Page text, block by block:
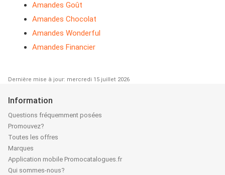
Amandes Goût
Amandes Chocolat
Amandes Wonderful
Amandes Financier
Dernière mise à jour: mercredi 15 juillet 2026
Information
Questions fréquemment posées
Promouvez?
Toutes les offres
Marques
Application mobile Promocatalogues.fr
Qui sommes-nous?